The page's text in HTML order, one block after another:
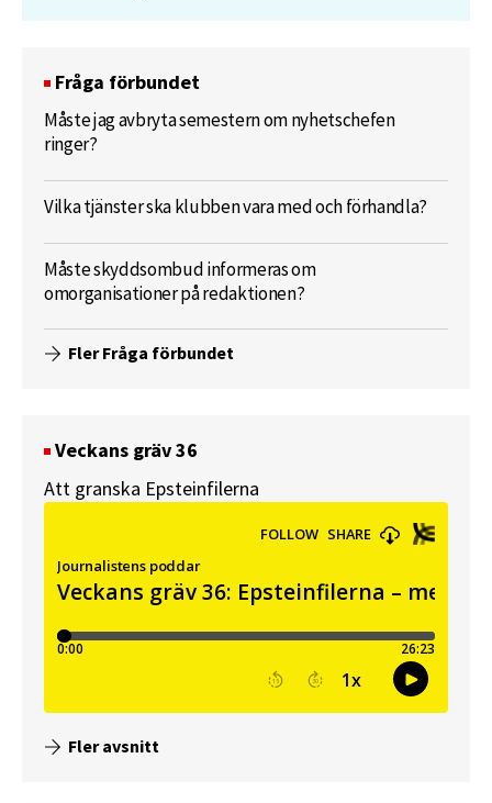
Fråga förbundet
Måste jag avbryta semestern om nyhetschefen
ringer?
Vilka tjänster ska klubben vara med och förhandla?
Måste skyddsombud informeras om
omorganisationer på redaktionen?
Fler Fråga förbundet
Veckans gräv 36
Att granska Epsteinfilerna
Fler avsnitt